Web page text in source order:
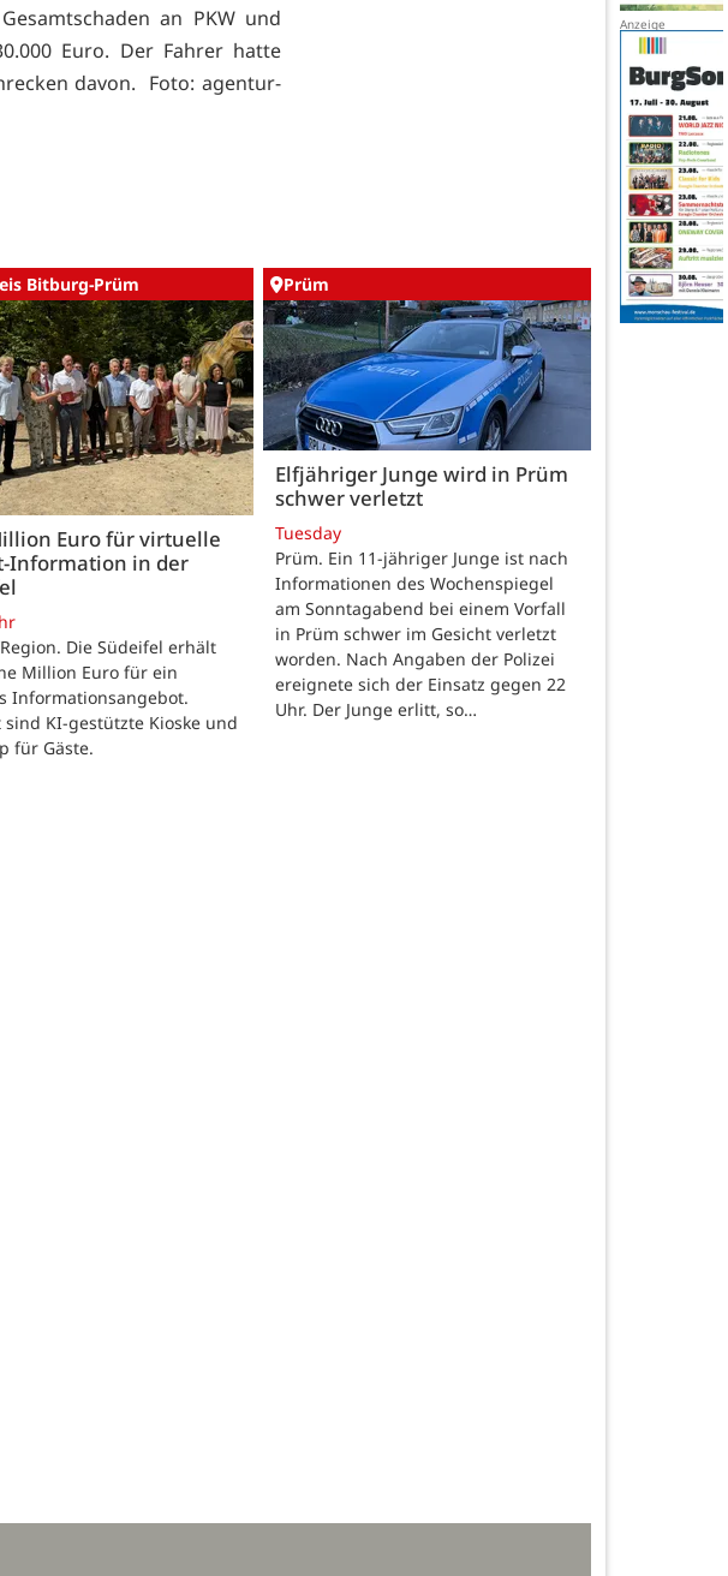
an PKW und
Euro. Der Fahrer hatte
davon. Foto: agentur-
Bitburg-Prüm
Euro für virtuelle
Information in der
Die Südeifel erhält
Million Euro für ein
Informationsangebot.
sind KI-gestützte Kioske und
für Gäste.
Prüm
Elfjähriger Junge wird in Prüm
schwer verletzt
Tuesday
Prüm. Ein 11-jähriger Junge ist nach
Informationen des Wochenspiegel
am Sonntagabend bei einem Vorfall
in Prüm schwer im Gesicht verletzt
worden. Nach Angaben der Polizei
ereignete sich der Einsatz gegen 22
Uhr. Der Junge erlitt, so…